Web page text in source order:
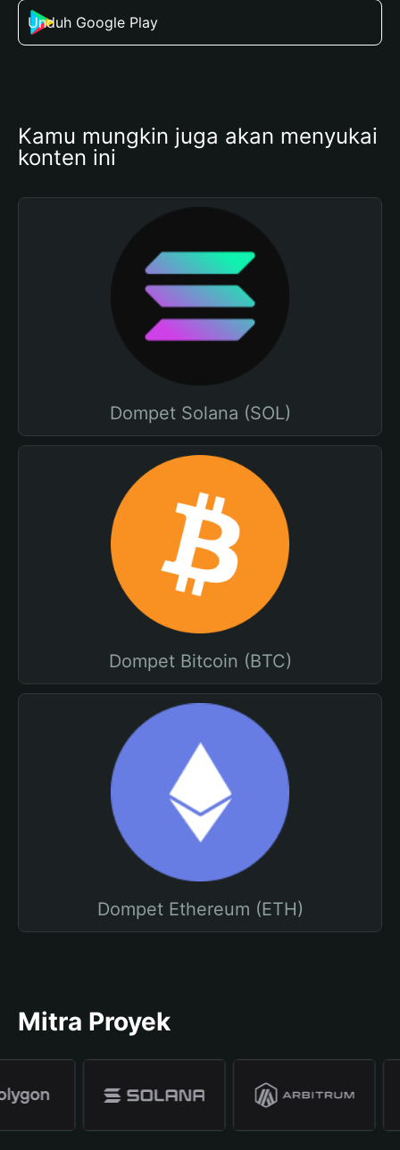
Unduh Google Play
Kamu mungkin juga akan menyukai
konten ini
Dompet Solana (SOL)
Dompet Bitcoin (BTC)
Dompet Ethereum (ETH)
Mitra Proyek